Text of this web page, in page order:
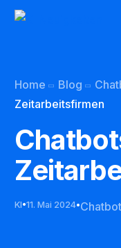
Home Blog
Zeitarbeitsfirmen
KI 11. Mai 2024 Chatbot